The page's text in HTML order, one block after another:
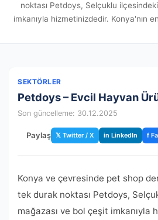
noktası Petdoys, Selçuklu
imkanıyla hizmetinizdedir. Konya'nın
SEKTÖRLER
Petdoys – Evcil Hayvan
Son güncelleme: 30.12.2025
Paylaş 𝕏 Twitter / X in LinkedIn f
Konya ve çevresinde pet shop
tek durak noktası Petdoys,
mağazası ve bol çeşit imkanıyla